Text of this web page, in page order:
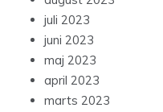
juli 2023
juni 2023
maj 2023
april 2023
marts 2023